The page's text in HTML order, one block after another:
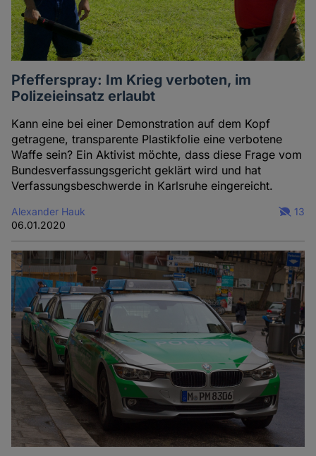
Pfefferspray: Im Krieg verboten, im
Polizeieinsatz erlaubt
Kann eine bei einer Demonstration auf dem Kopf
getragene, transparente Plastikfolie eine verbotene
Waffe sein? Ein Aktivist möchte, dass diese Frage vom
Bundesverfassungsgericht geklärt wird und hat
Verfassungsbeschwerde in Karlsruhe eingereicht.
Alexander Hauk
06.01.2020
13
und
Cookies